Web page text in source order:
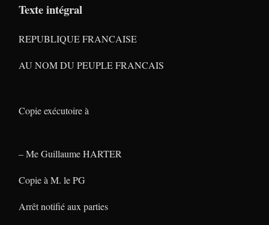
Texte intégral
REPUBLIQUE FRANCAISE
AU NOM DU PEUPLE FRANCAIS
Copie exécutoire à
– Me Guillaume HARTER
Copie à M. le PG
Arrêt notifié aux parties